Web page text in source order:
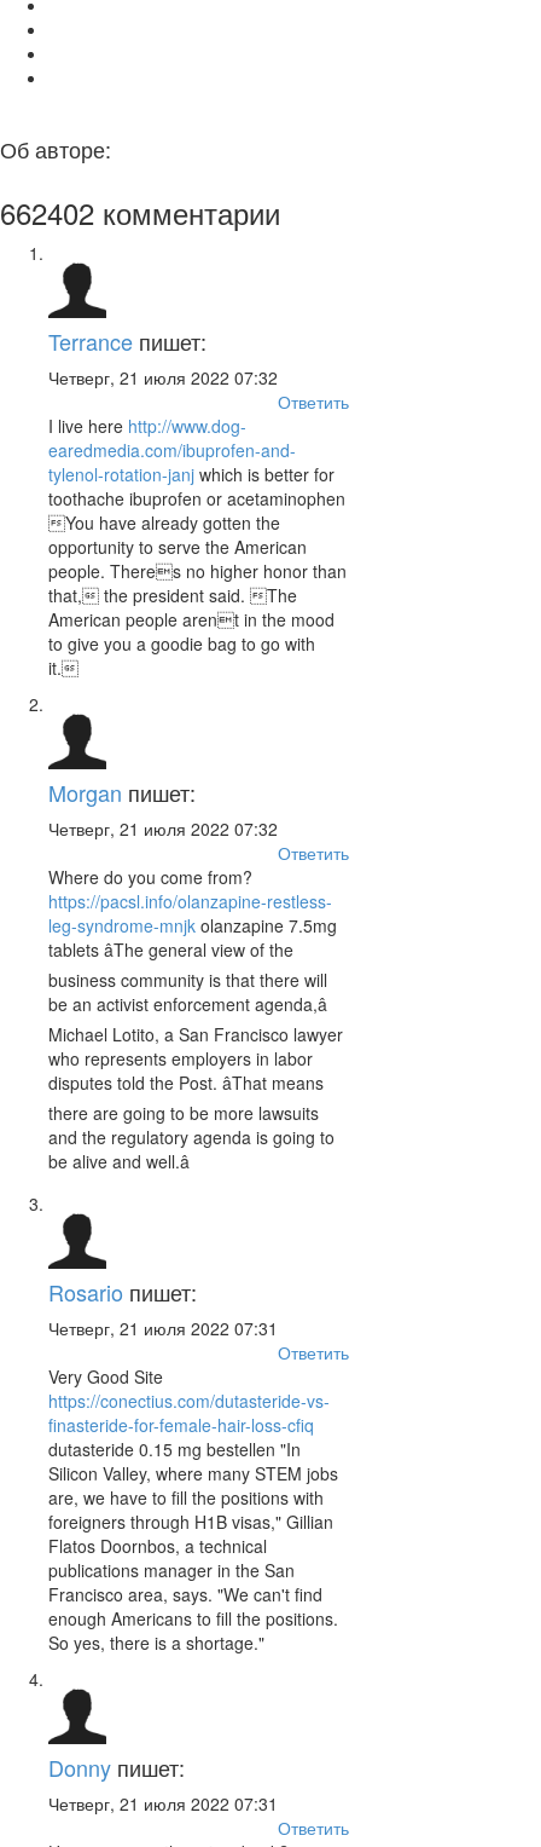
Об авторе:
662402 комментарии
Terrance пишет:
Четверг, 21 июля 2022 07:32
Ответить
I live here http://www.dog-
earedmedia.com/ibuprofen-and-
tylenol-rotation-janj which is better for
toothache ibuprofen or acetaminophen
You have already gotten the
opportunity to serve the American
people. Theres no higher honor than
that, the president said. The
American people arent in the mood
to give you a goodie bag to go with
it.
Morgan пишет:
Четверг, 21 июля 2022 07:32
Ответить
Where do you come from?
https://pacsl.info/olanzapine-restless-
leg-syndrome-mnjk olanzapine 7.5mg
tablets âThe general view of the
business community is that there will
be an activist enforcement agenda,â
Michael Lotito, a San Francisco lawyer
who represents employers in labor
disputes told the Post. âThat means
there are going to be more lawsuits
and the regulatory agenda is going to
be alive and well.â
Rosario пишет:
Четверг, 21 июля 2022 07:31
Ответить
Very Good Site
https://conectius.com/dutasteride-vs-
finasteride-for-female-hair-loss-cfiq
dutasteride 0.15 mg bestellen "In
Silicon Valley, where many STEM jobs
are, we have to fill the positions with
foreigners through H1B visas," Gillian
Flatos Doornbos, a technical
publications manager in the San
Francisco area, says. "We can't find
enough Americans to fill the positions.
So yes, there is a shortage."
Donny пишет:
Четверг, 21 июля 2022 07:31
Ответить